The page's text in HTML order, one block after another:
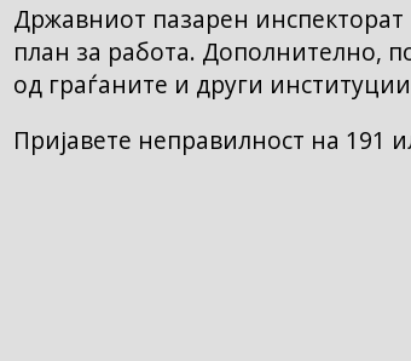
Државниот пазарен
план за работа. Дополнително,
од граѓаните и други
Пријавете неправилност на 191